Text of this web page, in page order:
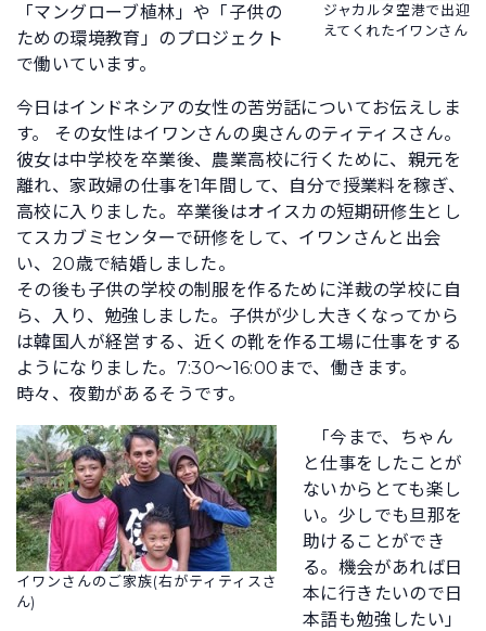
ジャカルタ空港で出迎
えてくれたイワンさん
「マングローブ植林」や「子供の
ための環境教育」のプロジェクト
で働いています。
今日はインドネシアの女性の苦労話についてお伝えしま
す。 その女性はイワンさんの奥さんのティティスさん。
彼女は中学校を卒業後、農業高校に行くために、親元を
離れ、家政婦の仕事を1年間して、自分で授業料を稼ぎ、
高校に入りました。卒業後はオイスカの短期研修生とし
てスカブミセンターで研修をして、イワンさんと出会
い、20歳で結婚しました。
その後も子供の学校の制服を作るために洋裁の学校に自
ら、入り、勉強しました。子供が少し大きくなってから
は韓国人が経営する、近くの靴を作る工場に仕事をする
ようになりました。7:30～16:00まで、働きます。
時々、夜勤があるそうです。
イワンさんのご家族(右がティティスさ
ん)
「今まで、ちゃん
と仕事をしたことが
ないからとても楽し
い。少しでも旦那を
助けることができ
る。機会があれば日
本に行きたいので日
本語も勉強したい」